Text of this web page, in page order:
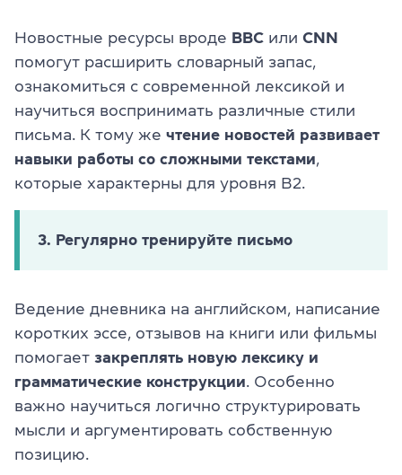
Новостные ресурсы вроде BBC или CNN
помогут расширить словарный запас,
ознакомиться с современной лексикой и
научиться воспринимать различные стили
письма. К тому же чтение новостей развивает
навыки работы со сложными текстами
которые характерны для уровня B2.
3. Регулярно тренируйте письмо
Ведение дневника на английском, написание
коротких эссе, отзывов на книги или фильмы
помогает закреплять новую лексику и
грамматические конструкции . Особенно
важно научиться логично структурировать
мысли и аргументировать собственную
позицию.